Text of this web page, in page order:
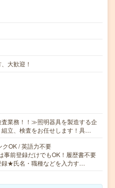
大歓迎！
業務！！≫照明器具を製造する企
立、検査をお任せします！具…
クOK / 英語力不要
前登録だけでもOK！履歴書不要
録★氏名・職種などを入力す…